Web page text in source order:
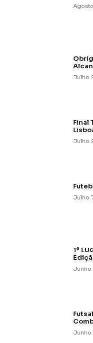
Julho
Final
Julho
Julho
1º
Junho
Junho